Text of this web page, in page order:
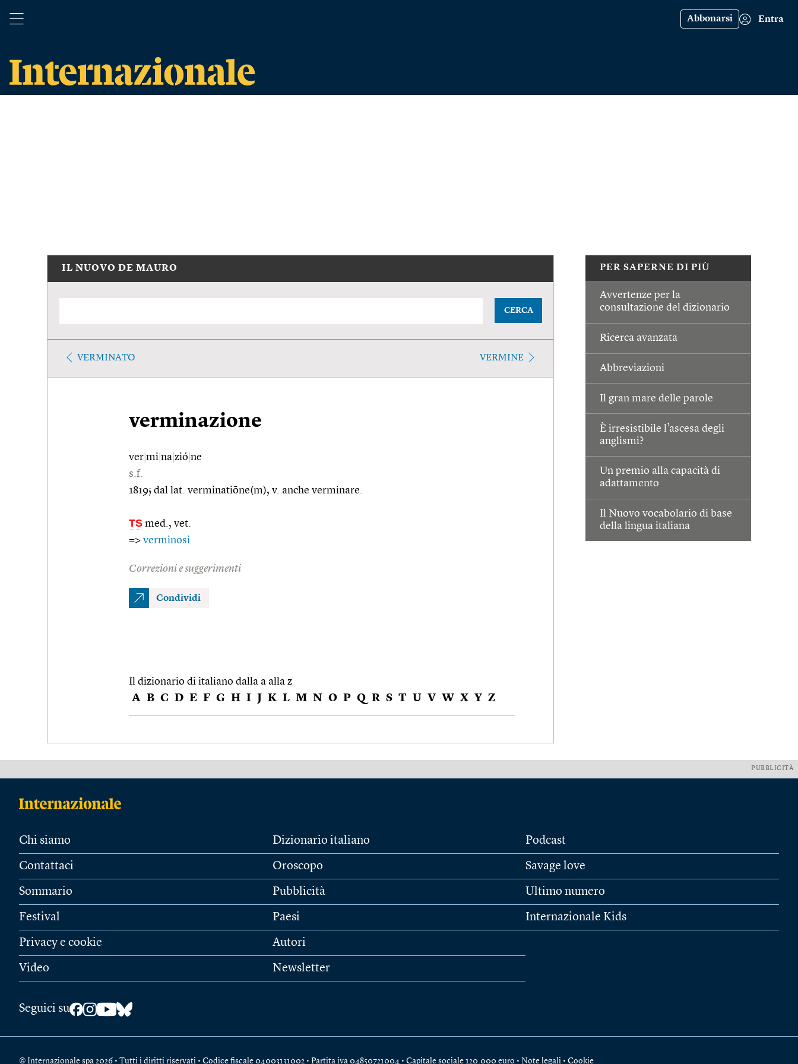
Abbonarsi Entra
PER SAPERNE DI PIÙ
Avvertenze per la
consultazione del dizionario
Ricerca avanzata
Abbreviazioni
Il gran mare delle parole
È irresistibile l’ascesa degli
anglismi?
Un premio alla capacità di
adattamento
Il Nuovo vocabolario di base
della lingua italiana
IL NUOVO DE MAURO
CERCA
VERMINATO VERMINE
verminazione
ver mi na zió ne
s.f.
1819; dal lat. verminatiōne(m), v. anche verminare.
TS med., vet.
=> verminosi
Correzioni e suggerimenti
Condividi
Il dizionario di italiano dalla a alla z
A B C D E F G H I J K L M N O P Q R S T U V W X Y Z
PUBBLICITÀ
Chi siamo
Contattaci
Sommario
Festival
Privacy e cookie
Video
Dizionario italiano
Oroscopo
Pubblicità
Paesi
Autori
Newsletter
Podcast
Savage love
Ultimo numero
Internazionale Kids
Seguici su
© Internazionale spa 2026 • Tutti i diritti riservati • Codice fiscale 04003131002 • Partita iva 04850721004 • Capitale sociale 120.000 euro • Note legali • Cookie